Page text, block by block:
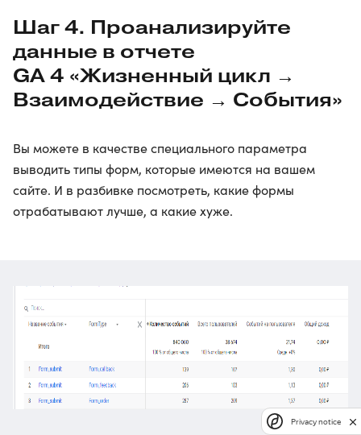
Шаг 4. Проанализируйте
данные в отчете
GA 4 «Жизненный цикл →
Взаимодействие → События»
Вы можете в качестве специального параметра
выводить типы форм, которые имеются на вашем
сайте. И в разбивке посмотреть, какие формы
отрабатывают лучше, а какие хуже.
Privacy notice